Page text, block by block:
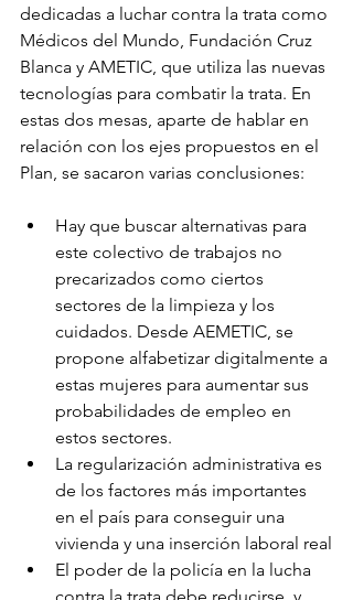
dedicadas a luchar contra la trata como
Médicos del Mundo, Fundación Cruz
Blanca y AMETIC, que utiliza las nuevas
tecnologías para combatir la trata. En
estas dos mesas, aparte de hablar en
relación con los ejes propuestos en el
Plan, se sacaron varias conclusiones:
Hay que buscar alternativas para
este colectivo de trabajos no
precarizados como ciertos
sectores de la limpieza y los
cuidados. Desde AEMETIC, se
propone alfabetizar digitalmente a
estas mujeres para aumentar sus
probabilidades de empleo en
estos sectores.
La regularización administrativa es
de los factores más importantes
en el país para conseguir una
vivienda y una inserción laboral real
El poder de la policía en la lucha